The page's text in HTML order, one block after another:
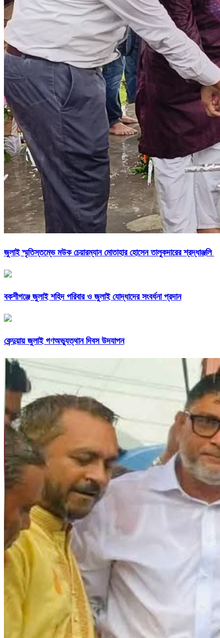
জুলাই স্মৃতিস্তম্ভে মউক চেয়ারম্যান মোতাহার হোসেন তালুকদারের শ্রদ্ধাঞ্জলি
বকশীগঞ্জে জুলাই শহিদ পরিবার ও জুলাই যোদ্ধাদের সংবর্ধনা প্রদান
কেন্দুয়ায় জুলাই গণঅভ্যুত্থান দিবস উদযাপন